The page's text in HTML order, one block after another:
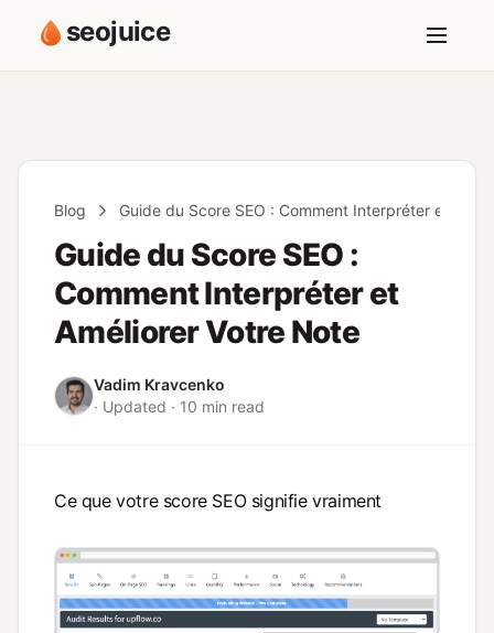
seojuice
Blog Guide du Score SEO : Comment Interpréter et
Guide du Score SEO :
Comment Interpréter et
Améliorer Votre Note
Vadim Kravcenko
· Updated · 10 min read
Ce que votre score SEO signifie vraiment